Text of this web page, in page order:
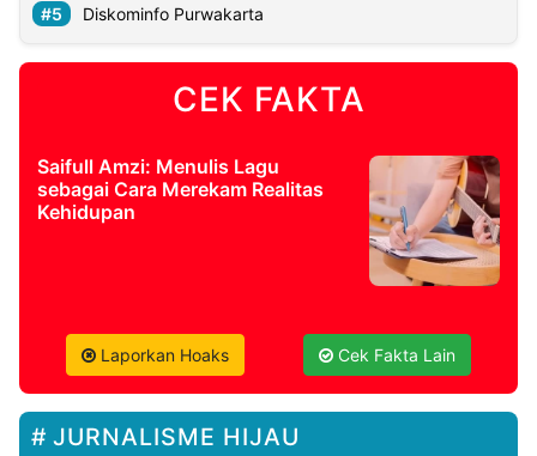
Diskominfo Purwakarta
CEK FAKTA
Saifull Amzi: Menulis Lagu
sebagai Cara Merekam Realitas
Kehidupan
Laporkan Hoaks Cek Fakta Lain
JURNALISME HIJAU